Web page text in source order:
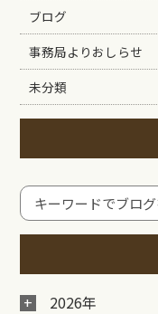
ブログ
事務局よりおしらせ
未分類
2026年